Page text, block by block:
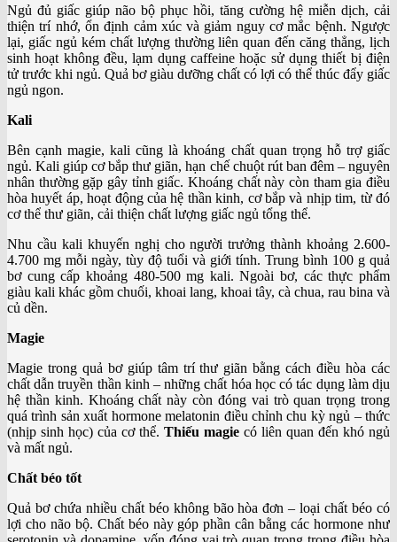
Ngủ đủ giấc giúp não bộ phục hồi, tăng cường hệ miễn dịch, cải
thiện trí nhớ, ổn định cảm xúc và giảm nguy cơ mắc bệnh. Ngược
lại, giấc ngủ kém chất lượng thường liên quan đến căng thẳng, lịch
sinh hoạt không đều, lạm dụng caffeine hoặc sử dụng thiết bị điện
tử trước khi ngủ. Quả bơ giàu dưỡng chất có lợi có thể thúc đẩy giấc
ngủ ngon.
Kali
Bên cạnh magie, kali cũng là khoáng chất quan trọng hỗ trợ giấc
ngủ. Kali giúp cơ bắp thư giãn, hạn chế chuột rút ban đêm – nguyên
nhân thường gặp gây tỉnh giấc. Khoáng chất này còn tham gia điều
hòa huyết áp, hoạt động của hệ thần kinh, cơ bắp và nhịp tim, từ đó
cơ thể thư giãn, cải thiện chất lượng giấc ngủ tổng thể.
Nhu cầu kali khuyến nghị cho người trưởng thành khoảng 2.600-
4.700 mg mỗi ngày, tùy độ tuổi và giới tính. Trung bình 100 g quả
bơ cung cấp khoảng 480-500 mg kali. Ngoài bơ, các thực phẩm
giàu kali khác gồm chuối, khoai lang, khoai tây, cà chua, rau bina và
củ dền.
Magie
Magie trong quả bơ giúp tâm trí thư giãn bằng cách điều hòa các
chất dẫn truyền thần kinh – những chất hóa học có tác dụng làm dịu
hệ thần kinh. Khoáng chất này còn đóng vai trò quan trọng trong
quá trình sản xuất hormone melatonin điều chỉnh chu kỳ ngủ – thức
(nhịp sinh học) của cơ thể. Thiếu magie có liên quan đến khó ngủ
và mất ngủ.
Chất béo tốt
Quả bơ chứa nhiều chất béo không bão hòa đơn – loại chất béo có
lợi cho não bộ. Chất béo này góp phần cân bằng các hormone như